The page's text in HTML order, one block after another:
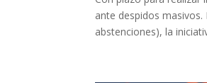
ante despidos
abstenciones), la